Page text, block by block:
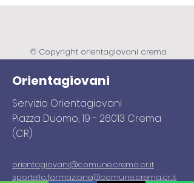
© Copyright orientagiovani crema
Orientagiovani
Servizio Orientagiovani
Piazza Duomo,19 - 26013 Crema
(CR)
orientagiovani@comune.crema.cr.it
sportello.formazione@comune.crema.cr.it